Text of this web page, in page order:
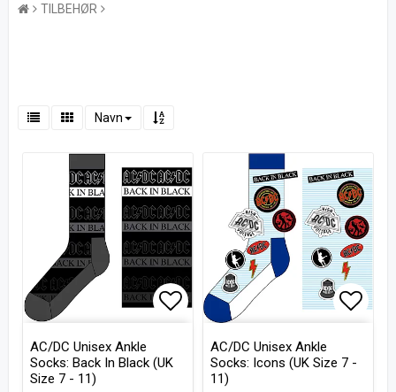
TILBEHØR
Navn
Add to list of favorites
AC/DC Unisex Ankle
Socks: Back In Black (UK
Size 7 - 11)
AC/DC Unisex Ankle
Socks: Icons (UK Size 7 -
11)